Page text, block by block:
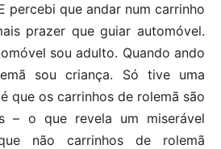
percebi que andar num carrinho
prazer que guiar automóvel.
sou adulto. Quando ando
sou criança. Só tive uma
que os carrinhos de rolemã são
– o que revela um miserável
não carrinhos de rolemã